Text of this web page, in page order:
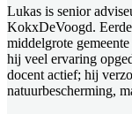
Lukas is senior
KokxDeVoogd.
middelgrote
hij veel ervaring
docent actief; hij
natuurbescherming,